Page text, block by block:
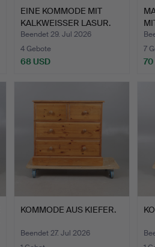
EINE KOMMODE MIT
KALKWEISSER LASUR.
Beendet 29. Jul 2026
4 Gebote
68 USD
7
70
KOMMODE AUS KIEFER.
Beendet 27. Jul 2026